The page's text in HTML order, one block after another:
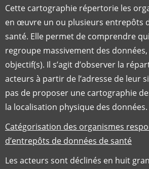
Cette cartographie répertorie les
en œuvre un ou plusieurs entrepôts
santé. Elle permet de comprendre
regroupe massivement des
objectif(s). Il s’agit d’observer la
acteurs à partir de l’adresse de leur
pas de proposer une cartographie
la localisation physique des données.
Catégorisation des organismes
d’entrepôts de données de santé
Les acteurs sont déclinés en huit